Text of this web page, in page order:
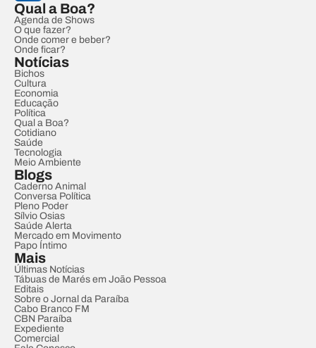
Qual a Boa?
Agenda de Shows
O que fazer?
Onde comer e beber?
Onde ficar?
Notícias
Bichos
Cultura
Economia
Educação
Política
Qual a Boa?
Cotidiano
Saúde
Tecnologia
Meio Ambiente
Blogs
Caderno Animal
Conversa Política
Pleno Poder
Sílvio Osias
Saúde Alerta
Mercado em Movimento
Papo Íntimo
Mais
Últimas Notícias
Tábuas de Marés em João Pessoa
Editais
Sobre o Jornal da Paraíba
Cabo Branco FM
CBN Paraíba
Expediente
Comercial